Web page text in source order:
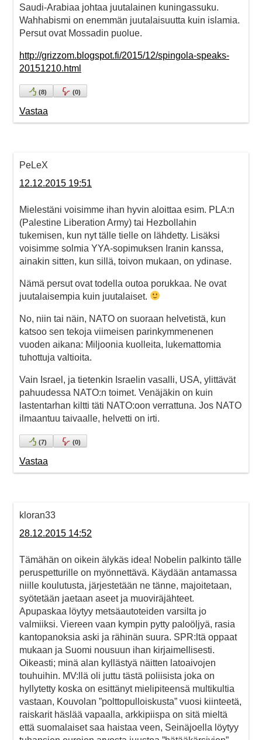
Saudi-Arabiaa johtaa juutalainen kuningassuku.
Wahhabismi on enemmän juutalaisuutta kuin islamia.
Persut ovat Mossadin puolue.
http://grizzom.blogspot.fi/2015/12/spingola-speaks-
20151210.html
(8) (0)
Vastaa
PeLeX
12.12.2015 19:51
Mielestäni voisimme ihan hyvin aloittaa esim. PLA:n
(Palestine Liberation Army) tai Hezbollahin
tukemisen, kun nyt tälle tielle on lähdetty. Lisäksi
voisimme solmia YYA-sopimuksen Iranin kanssa,
ainakin sitten, kun sillä, toivon mukaan, on ydinase.
Nämä persut ovat todella outoa porukkaa. Ne ovat
juutalaisempia kuin juutalaiset.
No, niin tai näin, NATO on suoraan helvetistä, kun
katsoo sen tekoja viimeisen parinkymmenenen
vuoden aikana: Miljoonia kuolleita, lukemattomia
tuhottuja valtioita.
Vain Israel, ja tietenkin Israelin vasalli, USA, ylittävät
pahuudessa NATO:n toimet. Venäjäkin on kuin
lastentarhan kiltti täti NATO:oon verrattuna. Jos NATO
ilmaantuu taivaalle, helvetti on irti.
(7) (0)
Vastaa
kloran33
28.12.2015 14:52
Tämähän on oikein älykäs idea! Nobelin palkinto tälle
peruspetturille on myönnettävä. Käydään antamassa
niille koulutusta, järjestetään ne tänne, majoitetaan,
syötetään jaetaan aseet ja muoviräjähteet.
Apupaskaa löytyy metsäautoteiden varsilta jo
valmiiksi. Viereen vaan kympin pytty paloöljyä, rasia
kantopanoksia aski ja rähinän suura. SPR:ltä oppaat
mukaan ja Suomi nousuun ihan kirjaimellisesti.
Oikeasti; minä alan kyllästyä näitten latoaivojen
touhuihin. MV:llä oli juttu tästä poliisista joka on
hyllytetty koska on esittänyt mielipiteensä multikultia
vastaan, Kouvolan ”polttopulloiskusta” vuosi kiinteetä,
raiskarit häslää vapaalla, arkkipiispa on sitä mieltä
että suomalaiset saa haistaa veen, Seinäjoella löytyy